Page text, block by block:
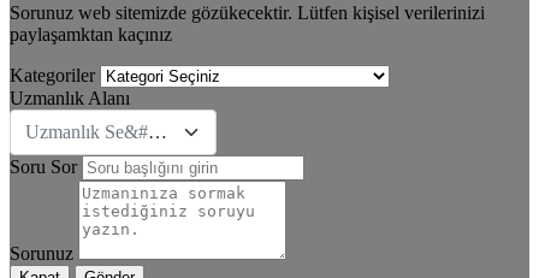
Sorunuz web sitemizde gözükecektir. Lütfen kişisel verilerinizi
paylaşamktan kaçınız
Kategoriler
Uzmanlık Alanı
Uzmanlık Se&#231;iniz
Soru Sor
Sorunuz